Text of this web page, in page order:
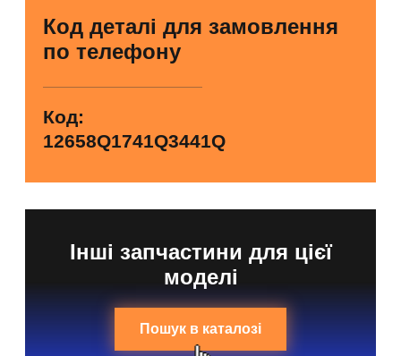
Код деталі для замовлення
по телефону
Код:
12658Q1741Q3441Q
Інші запчастини для цієї
моделі
Пошук в каталозі